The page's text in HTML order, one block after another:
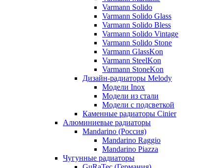
Varmann Solido
Varmann Solido Glass
Varmann Solido Bless
Varmann Solido Vintage
Varmann Solido Stone
Varmann GlassKon
Varmann SteelKon
Varmann StoneKon
Дизайн-радиаторы Melody
Модели Inox
Модели из стали
Модели с подсветкой
Каменные радиаторы Cinier
Алюминиевые радиаторы
Mandarino (Россия)
Mandarino Raggio
Mandarino Piazza
Чугунные радиаторы